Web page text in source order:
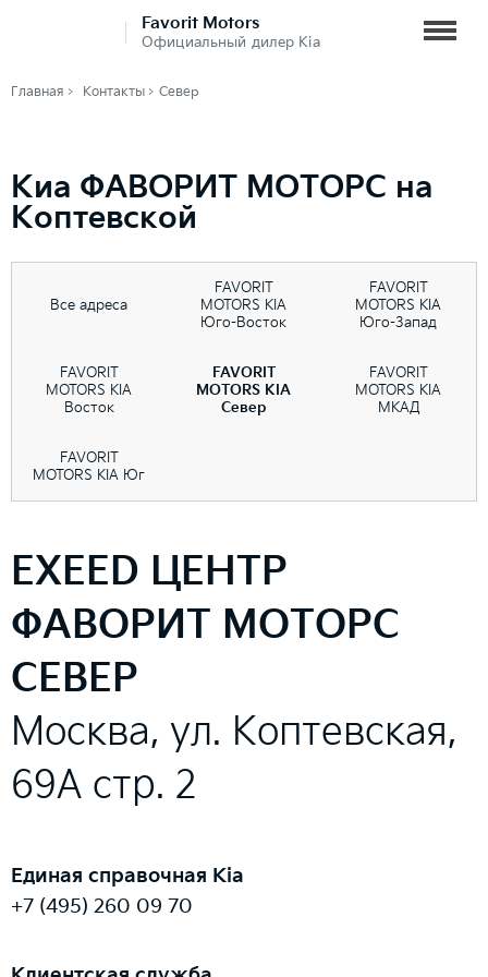
Favorit Motors
Официальный дилер Kia
Главная Контакты Север
Киа ФАВОРИТ МОТОРС на
Коптевской
EXEED ЦЕНТР
ФАВОРИТ МОТОРС
СЕВЕР
Москва, ул. Коптевская,
69А стр. 2
Единая справочная Kia
+7 (495) 260 09 70
Все адреса
FAVORIT
MOTORS KIA
Юго-Восток
FAVORIT
MOTORS KIA
Юго-Запад
FAVORIT
MOTORS KIA
Восток
FAVORIT
MOTORS KIA
Север
FAVORIT
MOTORS KIA
МКАД
FAVORIT
MOTORS KIA Юг